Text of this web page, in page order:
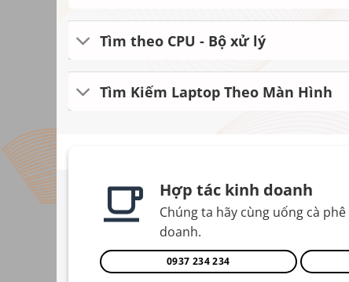
Tìm theo CPU - Bộ xử lý
Tìm Kiếm Laptop Theo Màn Hình
Hợp tác kinh doanh
Chúng ta hãy cùng uống cà
doanh.
0937 234 234